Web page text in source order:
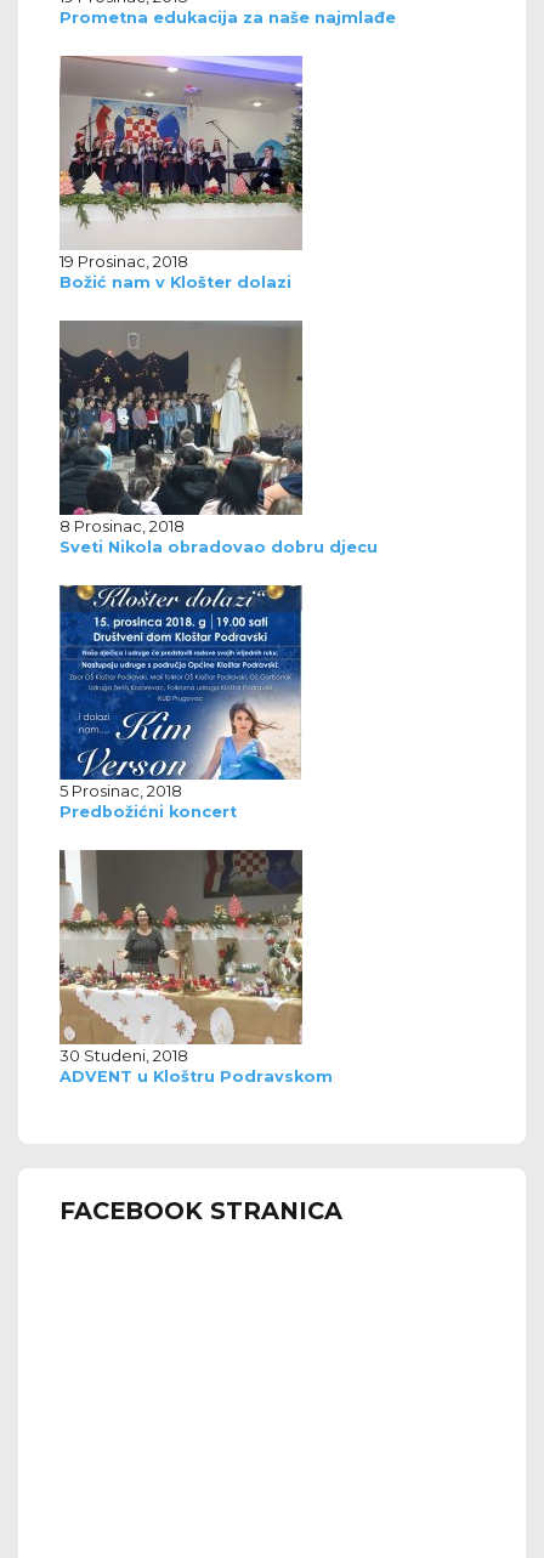
Prometna edukacija za naše najmlađe
19 Prosinac, 2018
Božić nam v Klošter dolazi
8 Prosinac, 2018
Sveti Nikola obradovao dobru djecu
5 Prosinac, 2018
Predbožićni koncert
30 Studeni, 2018
ADVENT u Kloštru Podravskom
FACEBOOK STRANICA